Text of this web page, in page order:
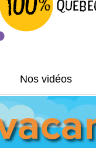
Nos vidéos